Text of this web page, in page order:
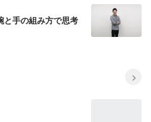
と手の組み方で思考